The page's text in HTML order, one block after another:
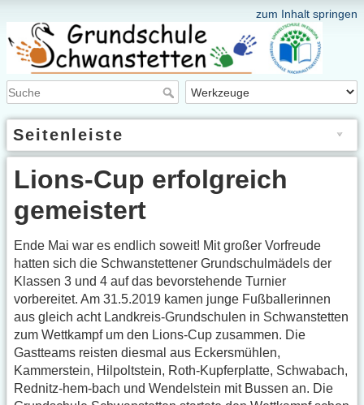
zum Inhalt springen
Seitenleiste
Lions-Cup erfolgreich
gemeistert
Ende Mai war es endlich soweit! Mit großer Vorfreude
hatten sich die Schwanstettener Grundschulmädels der
Klassen 3 und 4 auf das bevorstehende Turnier
vorbereitet. Am 31.5.2019 kamen junge Fußballerinnen
aus gleich acht Landkreis-Grundschulen in Schwanstetten
zum Wettkampf um den Lions-Cup zusammen. Die
Gastteams reisten diesmal aus Eckersmühlen,
Kammerstein, Hilpoltstein, Roth-Kupferplatte, Schwabach,
Rednitz-hem-bach und Wendelstein mit Bussen an. Die